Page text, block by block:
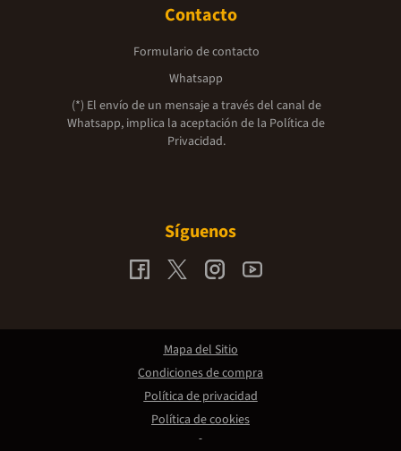
Contacto
Formulario de contacto
Whatsapp
(*) El envío de un mensaje a través del canal de
Whatsapp, implica la aceptación de la Política de
Privacidad.
Síguenos
Mapa del Sitio
Condiciones de compra
Política de privacidad
Política de cookies